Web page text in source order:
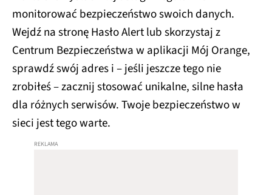
monitorować bezpieczeństwo swoich danych.
Wejdź na stronę Hasło Alert lub skorzystaj z
Centrum Bezpieczeństwa w aplikacji Mój Orange,
sprawdź swój adres i – jeśli jeszcze tego nie
zrobiłeś – zacznij stosować unikalne, silne hasła
dla różnych serwisów. Twoje bezpieczeństwo w
sieci jest tego warte.